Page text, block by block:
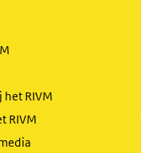
RIVM
RIVM